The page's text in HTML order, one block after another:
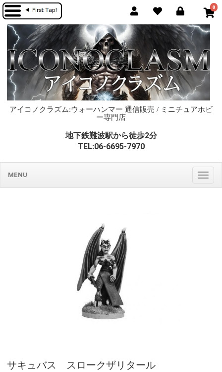
0
アイコノクラズム:ウォーハンマー 通信販売 / ミニチュアホビ
ー専門店
地下鉄難波駅から徒歩2分
TEL:06-6695-7970
MENU
サキュバス スロークザリタール